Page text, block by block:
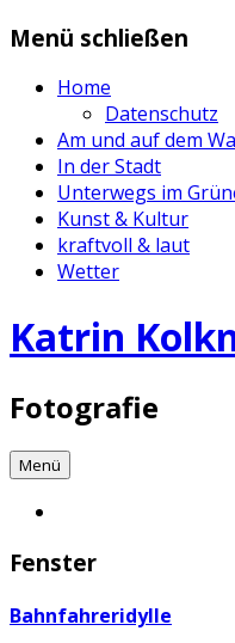
Zum
springen
Menü schließen
Home
Datenschutz
Am und auf dem
In der Stadt
Unterwegs im
Kunst & Kultur
kraftvoll & laut
Wetter
Katrin
Fotografie
Menü
Fenster
Bahnfahreridylle